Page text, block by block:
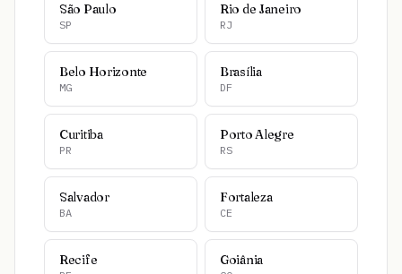
São Paulo
SP
Rio de Janeiro
RJ
Belo Horizonte
MG
Brasília
DF
Curitiba
PR
Porto Alegre
RS
Salvador
BA
Fortaleza
CE
Recife Goiânia